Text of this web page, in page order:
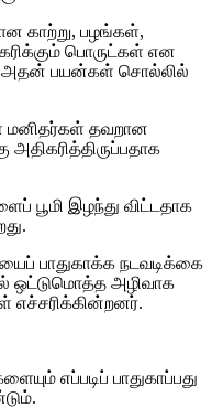
காற்று, பழங்கள்,
பொருட்கள் என
அதன் பயன்கள் சொல்லில்
மனிதர்கள் தவறான
இழந்து விட்டதாக
பாதுகாக்க நடவடிக்கை
ஒட்டுமொத்த அழிவாக
எச்சரிக்கின்றனர்.
எப்படிப் பாதுகாப்பது